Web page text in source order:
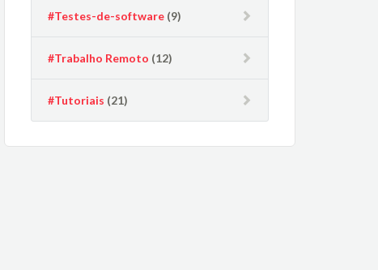
#Testes-de-software (9)
#Trabalho Remoto (12)
#Tutoriais (21)